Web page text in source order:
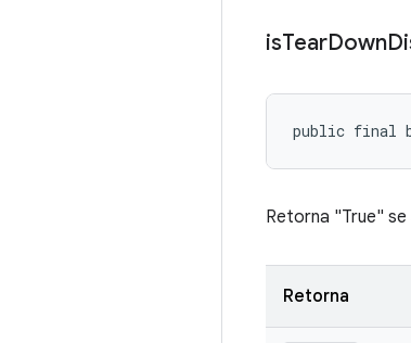
isTearDown
public final
Retorna "True"
Retorna